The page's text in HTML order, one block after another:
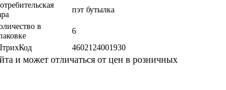
пэт бутылка
в
6
4602124001930
и может отличаться от цен в розничных